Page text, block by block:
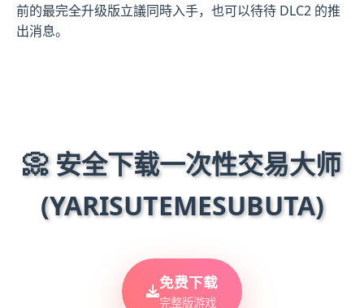
前的最完全升级版立議同時入手，也可以待待 DLC2 的推
出消息。
📀 安全下载一次性交易大师
(YARISUTEMESUBUTA)
免费下载
完整版游戏